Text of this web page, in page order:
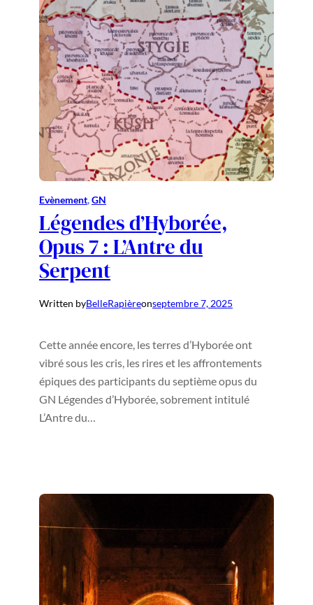
Evènement, GN
Légendes d’Hyborée,
Opus 7 : L’Antre du
Serpent
Written byBelleRapièreonseptembre 7, 2025
Cette année encore, les terres d’Hyborée ont
vibré sous les cris, les rires et les affrontements
épiques des participants du septième opus du
GN Légendes d’Hyborée, sobrement intitulé
L’Antre du…